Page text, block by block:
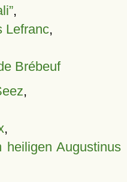
,
Lefranc,
Brébeuf
,
,
heiligen Augustinus